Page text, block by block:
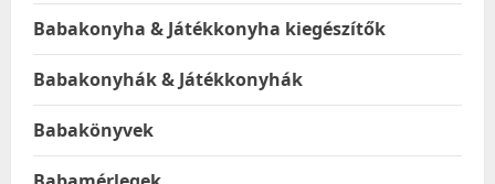
Babakonyha & Játékkonyha kiegészítők
Babakonyhák & Játékkonyhák
Babakönyvek